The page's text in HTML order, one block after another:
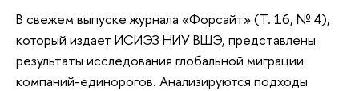
В свежем выпуске журнала «Форсайт» (Т. 16, № 4),
который издает ИСИЭЗ НИУ ВШЭ, представлены
результаты исследования глобальной миграции
компаний-единорогов. Анализируются подходы